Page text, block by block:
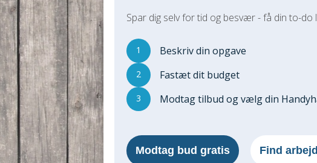
Spar dig selv for tid og besvær - få din to-do
1 Beskriv din opgave
2 Fastæt dit budget
3 Modtag tilbud og vælg din
Modtag bud gratis Find